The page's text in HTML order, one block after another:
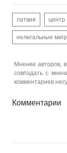
латвия центр
нелегальные
Мнение авторов,
совпадать с
комментариев
Комментарии